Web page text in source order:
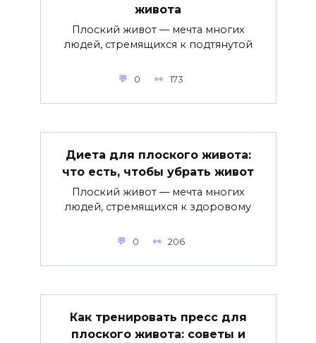
живота
Плоский живот — мечта многих
людей, стремящихся к подтянутой
0 173
Диета для плоского живота:
что есть, чтобы убрать живот
Плоский живот — мечта многих
людей, стремящихся к здоровому
0 206
Как тренировать пресс для
плоского живота: советы и